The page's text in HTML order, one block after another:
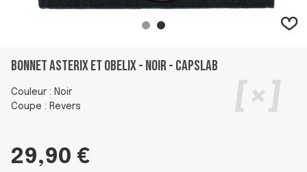
Bonnet Asterix Et Obelix - Noir - Capslab
Couleur : Noir
Coupe : Revers
29,90 €